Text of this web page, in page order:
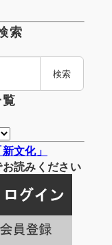
索
検索
文化」
読みください